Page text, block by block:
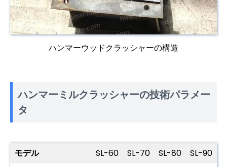
ハンマーウッドクラッシャーの構造
ハンマーミルクラッシャーの技術パラメー
タ
モデル SL-60 SL-70 SL-80 SL-90